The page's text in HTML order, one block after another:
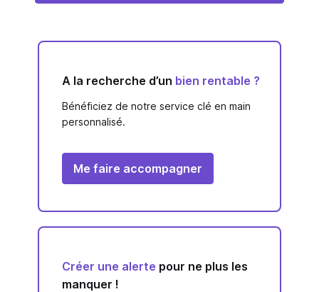
A la recherche d’un bien rentable ?
Bénéficiez de notre service clé en main
personnalisé.
Me faire accompagner
Créer une alerte pour ne plus les
manquer !